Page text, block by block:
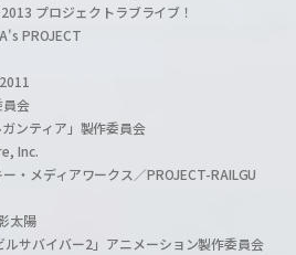
プロジェクトラブライブ！
PROJECT
員会
ンティア」製作委員会
Inc.
・メディアワークス／PROJECT-RAILGU
太陽
サバイバー2」アニメーション製作委員会